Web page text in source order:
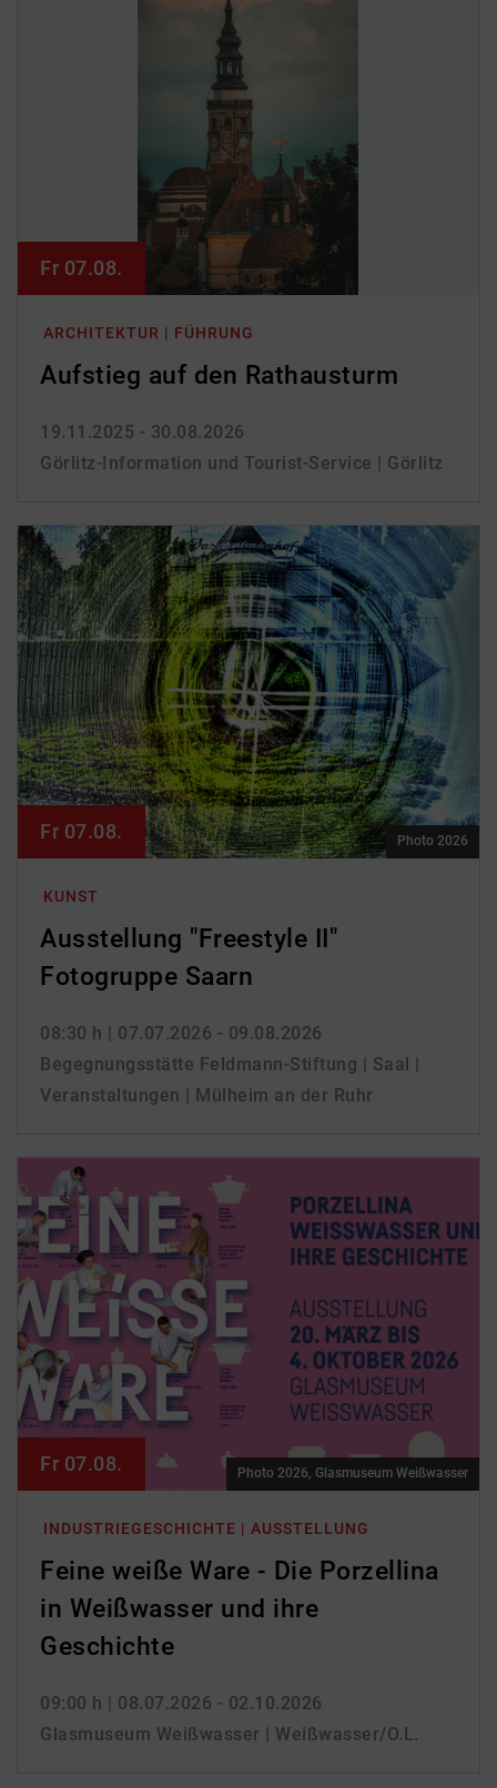
ARCHITEKTUR | FÜHRUNG
Aufstieg auf den Rathausturm
19.11.2025 - 30.08.2026
Görlitz-Information und Tourist-Service | Görlitz
Fr 07.08.
KUNST
Ausstellung "Freestyle II"
Fotogruppe Saarn
08:30 h | 07.07.2026 - 09.08.2026
Begegnungsstätte Feldmann-Stiftung | Saal |
Veranstaltungen | Mülheim an der Ruhr
Fr 07.08. Photo 2026
INDUSTRIEGESCHICHTE | AUSSTELLUNG
Feine weiße Ware - Die Porzellina
in Weißwasser und ihre
Geschichte
09:00 h | 08.07.2026 - 02.10.2026
Glasmuseum Weißwasser | Weißwasser/O.L.
Fr 07.08. Photo 2026, Glasmuseum Weißwasser